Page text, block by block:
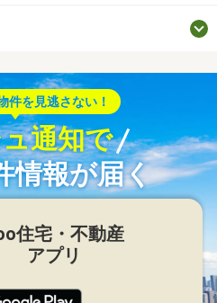
件を見逃さない！
通知で
情報が届く
住宅・不動産
アプリ